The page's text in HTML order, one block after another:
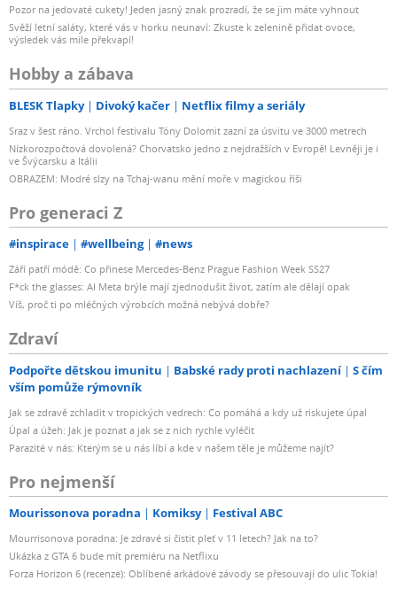
Pozor na jedovaté cukety! Jeden jasný znak prozradí, že se jim máte vyhnout
Svěží letní saláty, které vás v horku neunaví: Zkuste k zelenině přidat ovoce,
výsledek vás mile překvapí!
Hobby a zábava
BLESK Tlapky Divoký kačer Netflix filmy a seriály
Sraz v šest ráno. Vrchol festivalu Tóny Dolomit zazní za úsvitu ve 3000 metrech
Nízkorozpočtová dovolená? Chorvatsko jedno z nejdražších v Evropě! Levněji je i
ve Švýcarsku a Itálii
OBRAZEM: Modré slzy na Tchaj-wanu mění moře v magickou říši
Pro generaci Z
#inspirace #wellbeing #news
Září patří módě: Co přinese Mercedes-Benz Prague Fashion Week SS27
F*ck the glasses: AI Meta brýle mají zjednodušit život, zatím ale dělají opak
Víš, proč ti po mléčných výrobcích možná nebývá dobře?
Zdraví
Podpořte dětskou imunitu Babské rady proti nachlazení
S čím
vším pomůže rýmovník
Jak se zdravě zchladit v tropických vedrech: Co pomáhá a kdy už riskujete úpal
Úpal a úžeh: Jak je poznat a jak se z nich rychle vyléčit
Parazité v nás: Kterým se u nás líbí a kde v našem těle je můžeme najít?
Pro nejmenší
Mourissonova poradna Komiksy Festival ABC
Mourrisonova poradna: Je zdravé si čistit pleť v 11 letech? Jak na to?
Ukázka z GTA 6 bude mít premiéru na Netflixu
Forza Horizon 6 (recenze): Oblíbené arkádové závody se přesouvají do ulic Tokia!